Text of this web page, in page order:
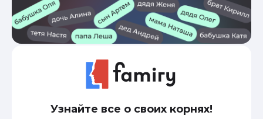
Узнайте все о своих корнях!